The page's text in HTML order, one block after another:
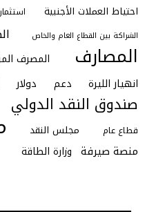
احتياط العملات الأجنبية استثمار
الشراكة بين القطاع العام والخاص
المصارف المصرف
انهيار الليرة دعم دولار
صندوق النقد الدولي
قطاع عام مجلس النقد
منصة صيرفة وزارة الطاقة